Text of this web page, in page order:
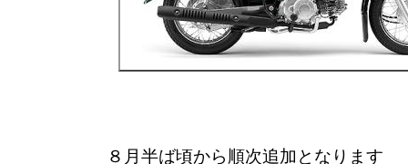
８月半ば頃から順次追加となります